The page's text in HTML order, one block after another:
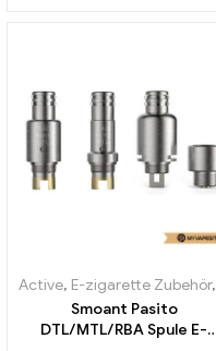
Active, E-zigarette Zubehör,
Smoant Pasito
DTL/MTL/RBA Spule E-